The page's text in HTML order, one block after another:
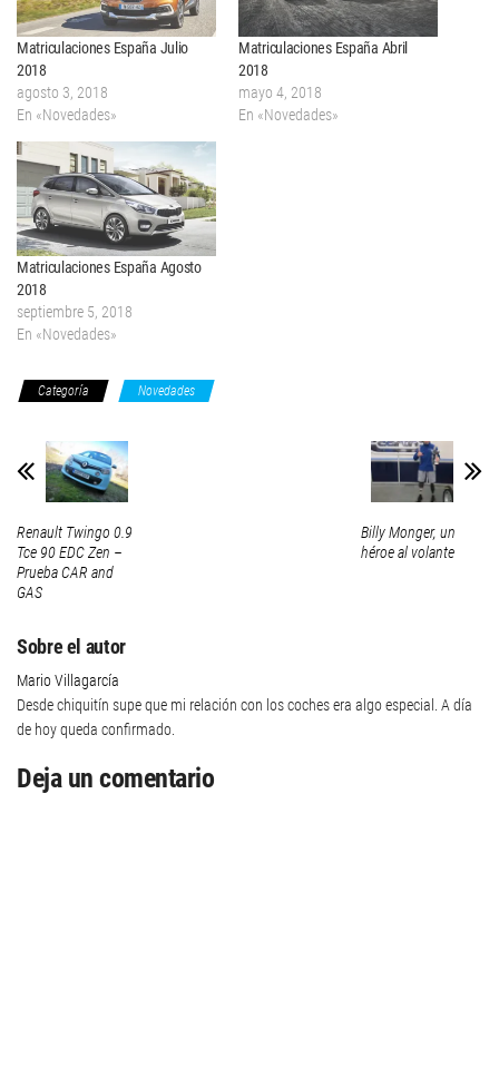
Matriculaciones España Julio
2018
agosto 3, 2018
En «Novedades»
Matriculaciones España Abril
2018
mayo 4, 2018
En «Novedades»
Matriculaciones España Agosto
2018
septiembre 5, 2018
En «Novedades»
Categoría Novedades
Renault Twingo 0.9
Tce 90 EDC Zen –
Prueba CAR and
GAS
Billy Monger, un
héroe al volante
Sobre el autor
Mario Villagarcía
Desde chiquitín supe que mi relación con los coches era algo especial. A día
de hoy queda confirmado.
Deja un comentario